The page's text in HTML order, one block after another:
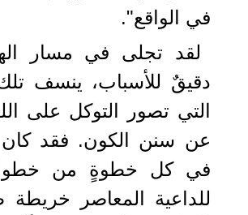
في الواقع".
لقد تجلى في مسار
دقيقٌ للأسباب، ينسف
التي تصور التوكل على
عن سنن الكون. فقد
في كل خطوةٍ من
للداعية المعاصر